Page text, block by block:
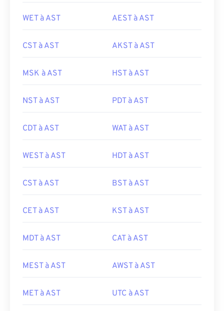
WET à AST AEST à AST
CST à AST AKST à AST
MSK à AST HST à AST
NST à AST PDT à AST
CDT à AST WAT à AST
WEST à AST HDT à AST
CST à AST BST à AST
CET à AST KST à AST
MDT à AST CAT à AST
MEST à AST AWST à AST
MET à AST UTC à AST